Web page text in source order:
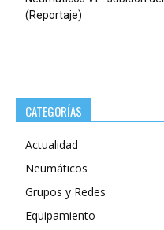
(Reportaje)
CATEGORÍAS
Actualidad
Neumáticos
Grupos y Redes
Equipamiento